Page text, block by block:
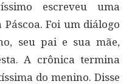
escreveu uma
Foi um diálogo
seu pai e sua mãe,
A crônica termina
do menino. Disse